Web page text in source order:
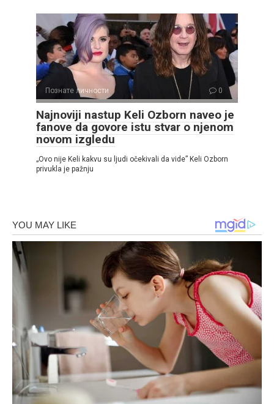
Познате личности 0
Najnoviji nastup Keli Ozborn naveo je
fanove da govore istu stvar o njenom
novom izgledu
„Ovo nije Keli kakvu su ljudi očekivali da vide” Keli Ozborn
privukla je pažnju